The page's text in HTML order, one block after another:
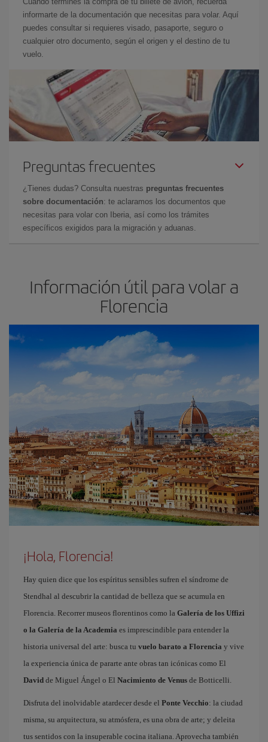
informarte de la documentación que necesitas para volar. Aquí
puedes consultar si requieres visado, pasaporte, seguro o
cualquier otro documento, según el origen y el destino de tu
vuelo.
Preguntas frecuentes
¿Tienes dudas? Consulta nuestras preguntas frecuentes
sobre documentación: te aclaramos los documentos que
necesitas para volar con Iberia, así como los trámites
específicos exigidos para la migración y aduanas.
Información útil para volar a
Florencia
¡Hola, Florencia!
Hay quien dice que los espíritus sensibles sufren el síndrome de
Stendhal al descubrir la cantidad de belleza que se acumula en
Florencia. Recorrer museos florentinos como la Galería de los Uffizi
o la Galería de la Academia es imprescindible para entender la
historia universal del arte: busca tu vuelo barato a Florencia y vive
la experiencia única de pararte ante obras tan icónicas como El
David de Miguel Ángel o El Nacimiento de Venus de Botticelli.
Disfruta del inolvidable atardecer desde el Ponte Vecchio: la ciudad
misma, su arquitectura, su atmósfera, es una obra de arte; y deleita
tus sentidos con la insuperable cocina italiana. Aprovecha también